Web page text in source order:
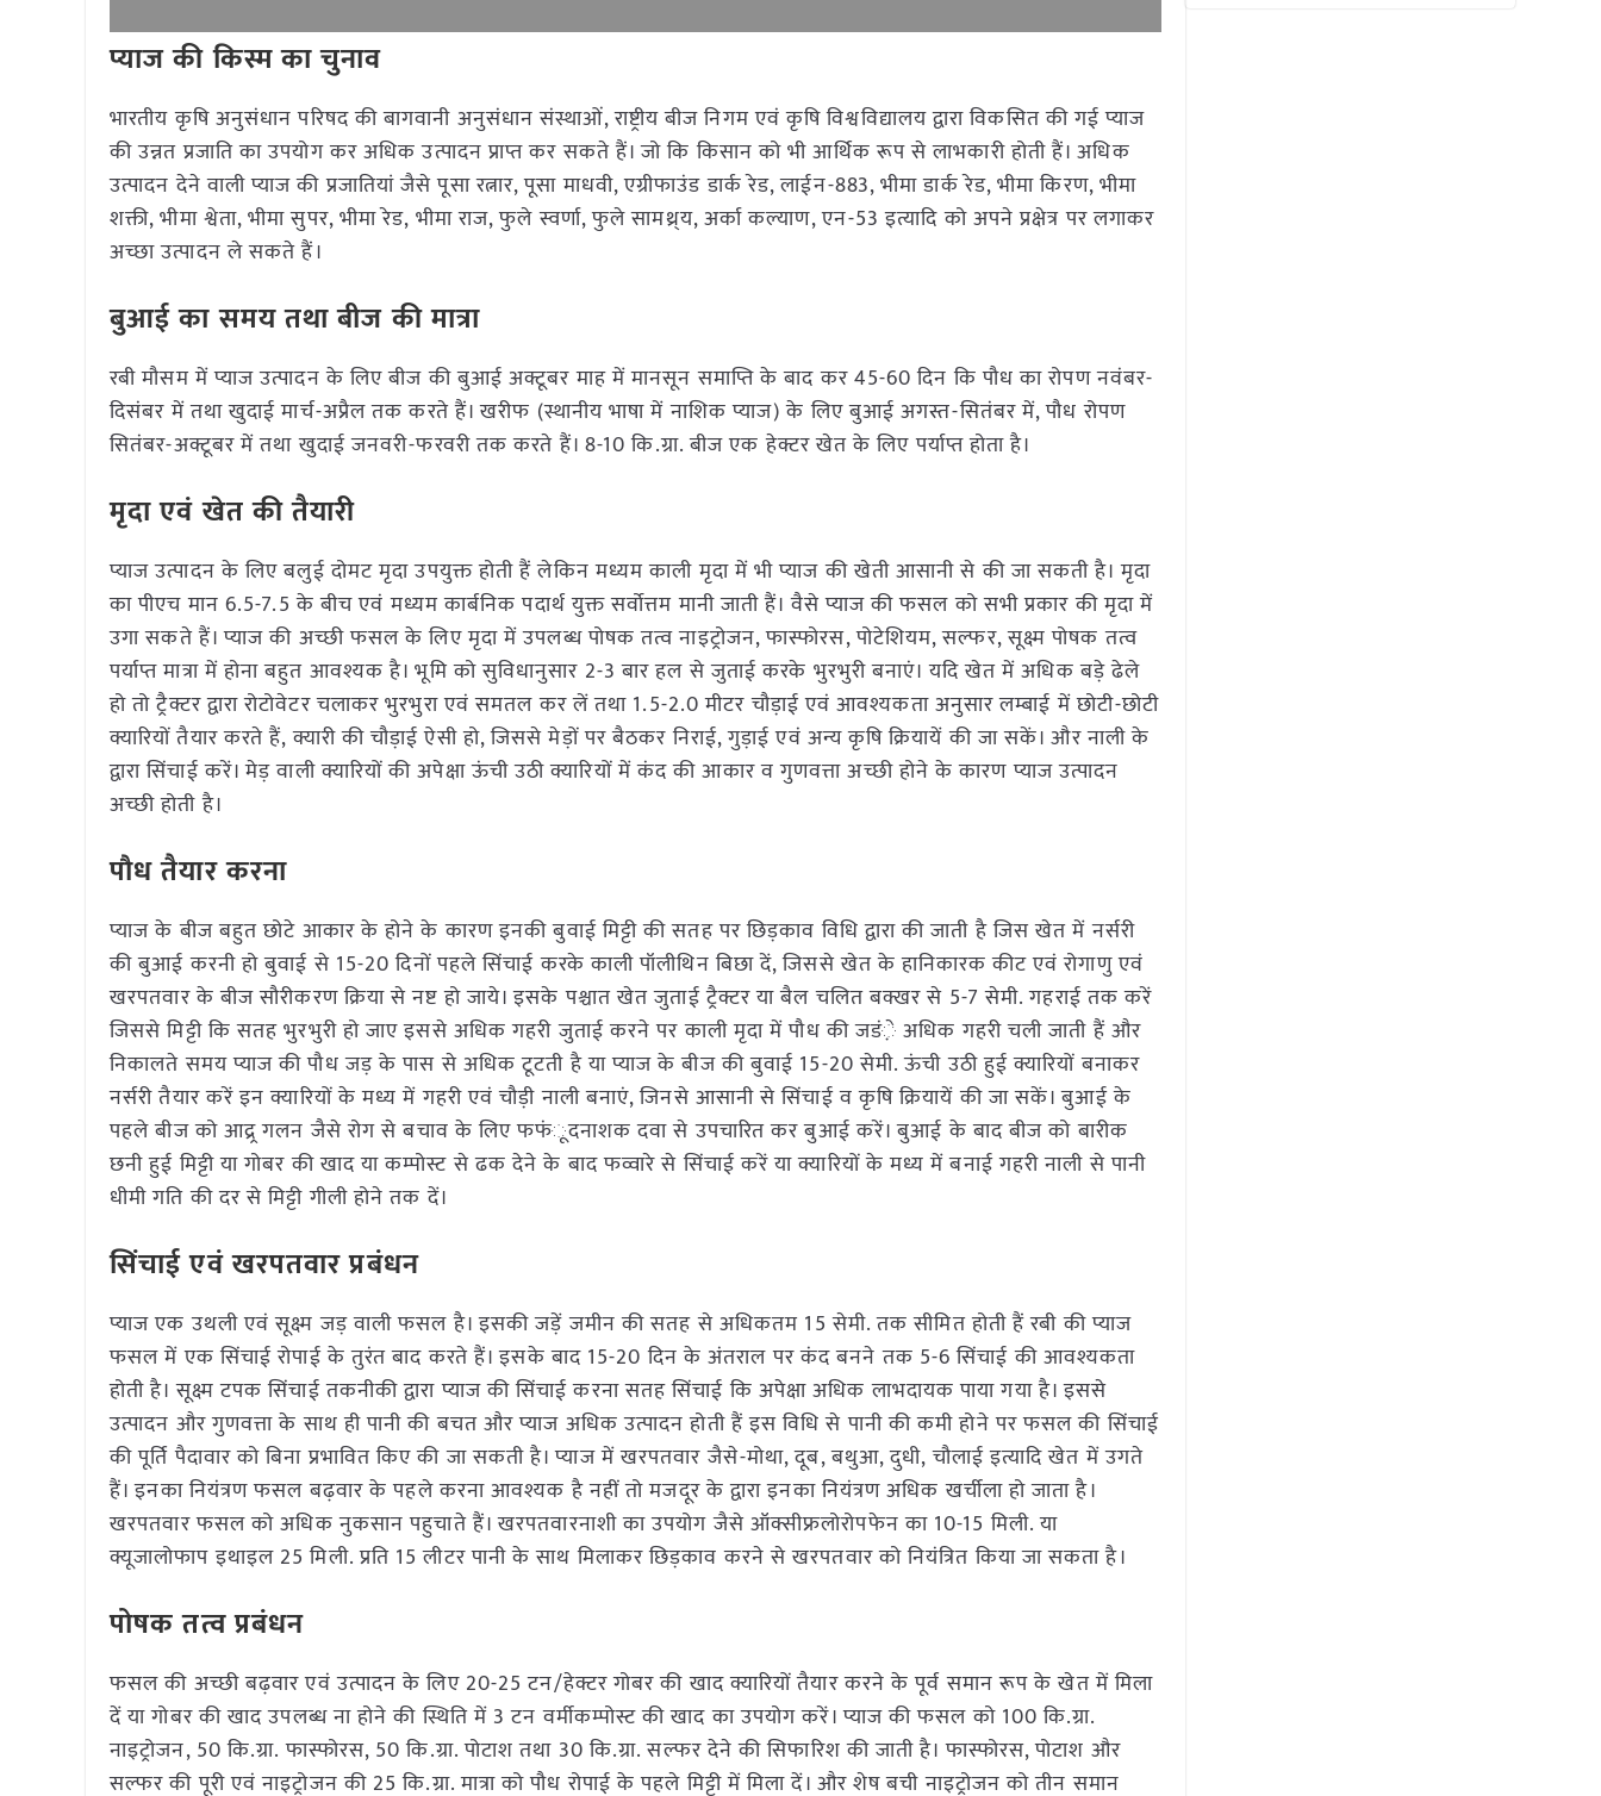
प्याज की किस्म का चुनाव
भारतीय कृषि अनुसंधान परिषद की बागवानी अनुसंधान संस्थाओं, राष्ट्रीय बीज निगम एवं कृषि विश्वविद्यालय द्वारा विकसित की गई प्याज
की उन्नत प्रजाति का उपयोग कर अधिक उत्पादन प्राप्त कर सकते हैं। जो कि किसान को भी आर्थिक रूप से लाभकारी होती हैं। अधिक
उत्पादन देने वाली प्याज की प्रजातियां जैसे पूसा रत्नार, पूसा माधवी, एग्रीफाउंड डार्क रेड, लाईन-883, भीमा डार्क रेड, भीमा किरण, भीमा
शक्ती, भीमा श्वेता, भीमा सुपर, भीमा रेड, भीमा राज, फुले स्वर्णा, फुले सामथ्र्य, अर्का कल्याण, एन-53 इत्यादि को अपने प्रक्षेत्र पर लगाकर
अच्छा उत्पादन ले सकते हैं।
बुआई का समय तथा बीज की मात्रा
रबी मौसम में प्याज उत्पादन के लिए बीज की बुआई अक्टूबर माह में मानसून समाप्ति के बाद कर 45-60 दिन कि पौध का रोपण नवंबर-
दिसंबर में तथा खुदाई मार्च-अप्रैल तक करते हैं। खरीफ (स्थानीय भाषा में नाशिक प्याज) के लिए बुआई अगस्त-सितंबर में, पौध रोपण
सितंबर-अक्टूबर में तथा खुदाई जनवरी-फरवरी तक करते हैं। 8-10 कि.ग्रा. बीज एक हेक्टर खेत के लिए पर्याप्त होता है।
मृदा एवं खेत की तैयारी
प्याज उत्पादन के लिए बलुई दोमट मृदा उपयुक्त होती हैं लेकिन मध्यम काली मृदा में भी प्याज की खेती आसानी से की जा सकती है। मृदा
का पीएच मान 6.5-7.5 के बीच एवं मध्यम कार्बनिक पदार्थ युक्त सर्वोत्तम मानी जाती हैं। वैसे प्याज की फसल को सभी प्रकार की मृदा में
उगा सकते हैं। प्याज की अच्छी फसल के लिए मृदा में उपलब्ध पोषक तत्व नाइट्रोजन, फास्फोरस, पोटेशियम, सल्फर, सूक्ष्म पोषक तत्व
पर्याप्त मात्रा में होना बहुत आवश्यक है। भूमि को सुविधानुसार 2-3 बार हल से जुताई करके भुरभुरी बनाएं। यदि खेत में अधिक बड़े ढेले
हो तो ट्रैक्टर द्वारा रोटोवेटर चलाकर भुरभुरा एवं समतल कर लें तथा 1.5-2.0 मीटर चौड़ाई एवं आवश्यकता अनुसार लम्बाई में छोटी-छोटी
क्यारियों तैयार करते हैं, क्यारी की चौड़ाई ऐसी हो, जिससे मेड़ों पर बैठकर निराई, गुड़ाई एवं अन्य कृषि क्रियायें की जा सकें। और नाली के
द्वारा सिंचाई करें। मेड़ वाली क्यारियों की अपेक्षा ऊंची उठी क्यारियों में कंद की आकार व गुणवत्ता अच्छी होने के कारण प्याज उत्पादन
अच्छी होती है।
पौध तैयार करना
प्याज के बीज बहुत छोटे आकार के होने के कारण इनकी बुवाई मिट्टी की सतह पर छिड़काव विधि द्वारा की जाती है जिस खेत में नर्सरी
की बुआई करनी हो बुवाई से 15-20 दिनों पहले सिंचाई करके काली पॉलीथिन बिछा दें, जिससे खेत के हानिकारक कीट एवं रोगाणु एवं
खरपतवार के बीज सौरीकरण क्रिया से नष्ट हो जाये। इसके पश्चात खेत जुताई ट्रैक्टर या बैल चलित बक्खर से 5-7 सेमी. गहराई तक करें
जिससे मिट्टी कि सतह भुरभुरी हो जाए इससे अधिक गहरी जुताई करने पर काली मृदा में पौध की जडं़े अधिक गहरी चली जाती हैं और
निकालते समय प्याज की पौध जड़ के पास से अधिक टूटती है या प्याज के बीज की बुवाई 15-20 सेमी. ऊंची उठी हुई क्यारियों बनाकर
नर्सरी तैयार करें इन क्यारियों के मध्य में गहरी एवं चौड़ी नाली बनाएं, जिनसे आसानी से सिंचाई व कृषि क्रियायें की जा सकें। बुआई के
पहले बीज को आद्र्र गलन जैसे रोग से बचाव के लिए फफंूदनाशक दवा से उपचारित कर बुआई करें। बुआई के बाद बीज को बारीक
छनी हुई मिट्टी या गोबर की खाद या कम्पोस्ट से ढक देने के बाद फव्वारे से सिंचाई करें या क्यारियों के मध्य में बनाई गहरी नाली से पानी
धीमी गति की दर से मिट्टी गीली होने तक दें।
सिंचाई एवं खरपतवार प्रबंधन
प्याज एक उथली एवं सूक्ष्म जड़ वाली फसल है। इसकी जड़ें जमीन की सतह से अधिकतम 15 सेमी. तक सीमित होती हैं रबी की प्याज
फसल में एक सिंचाई रोपाई के तुरंत बाद करते हैं। इसके बाद 15-20 दिन के अंतराल पर कंद बनने तक 5-6 सिंचाई की आवश्यकता
होती है। सूक्ष्म टपक सिंचाई तकनीकी द्वारा प्याज की सिंचाई करना सतह सिंचाई कि अपेक्षा अधिक लाभदायक पाया गया है। इससे
उत्पादन और गुणवत्ता के साथ ही पानी की बचत और प्याज अधिक उत्पादन होती हैं इस विधि से पानी की कमी होने पर फसल की सिंचाई
की पूर्ति पैदावार को बिना प्रभावित किए की जा सकती है। प्याज में खरपतवार जैसे-मोथा, दूब, बथुआ, दुधी, चौलाई इत्यादि खेत में उगते
हैं। इनका नियंत्रण फसल बढ़वार के पहले करना आवश्यक है नहीं तो मजदूर के द्वारा इनका नियंत्रण अधिक खर्चीला हो जाता है।
खरपतवार फसल को अधिक नुकसान पहुचाते हैं। खरपतवारनाशी का उपयोग जैसे ऑक्सीफ्रलोरोपफेन का 10-15 मिली. या
क्यूजालोफाप इथाइल 25 मिली. प्रति 15 लीटर पानी के साथ मिलाकर छिड़काव करने से खरपतवार को नियंत्रित किया जा सकता है।
पोषक तत्व प्रबंधन
फसल की अच्छी बढ़वार एवं उत्पादन के लिए 20-25 टन/हेक्टर गोबर की खाद क्यारियों तैयार करने के पूर्व समान रूप के खेत में मिला
दें या गोबर की खाद उपलब्ध ना होने की स्थिति में 3 टन वर्मीकम्पोस्ट की खाद का उपयोग करें। प्याज की फसल को 100 कि.ग्रा.
नाइट्रोजन, 50 कि.ग्रा. फास्फोरस, 50 कि.ग्रा. पोटाश तथा 30 कि.ग्रा. सल्फर देने की सिफारिश की जाती है। फास्फोरस, पोटाश और
सल्फर की पूरी एवं नाइट्रोजन की 25 कि.ग्रा. मात्रा को पौध रोपाई के पहले मिट्टी में मिला दें। और शेष बची नाइट्रोजन को तीन समान